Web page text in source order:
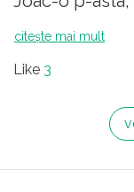
izbavim.
citește mai mult
Like 3